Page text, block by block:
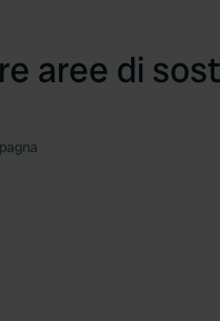
aree di